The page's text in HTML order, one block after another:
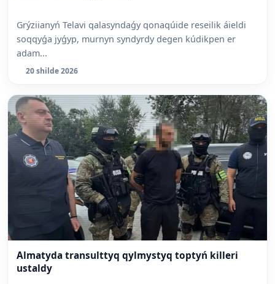
Grýziianyń Telavi qalasyndaǵy qonaqúide reseilik áieldi
soqqyǵa jyǵyp, murnyn syndyrdy degen kúdikpen er
adam...
20 shilde 2026
Almatyda transulttyq qylmystyq toptyń killeri
ustaldy